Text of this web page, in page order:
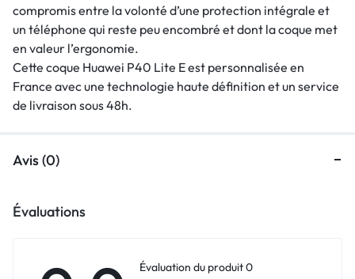
compromis entre la volonté d’une protection intégrale et
un téléphone qui reste peu encombré et dont la coque met
en valeur l’ergonomie.
Cette coque Huawei P40 Lite E est personnalisée en
France avec une technologie haute définition et un service
de livraison sous 48h.
Avis (0)
Évaluations
Évaluation du produit 0